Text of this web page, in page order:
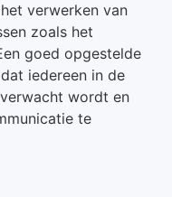
verwerken van
zoals het
goed opgestelde
iedereen in de
wordt en
te